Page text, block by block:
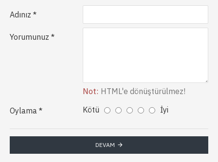
Adınız
Yorumunuz
Not: HTML'e dönüştürülmez!
Oylama
Kötü İyi
DEVAM